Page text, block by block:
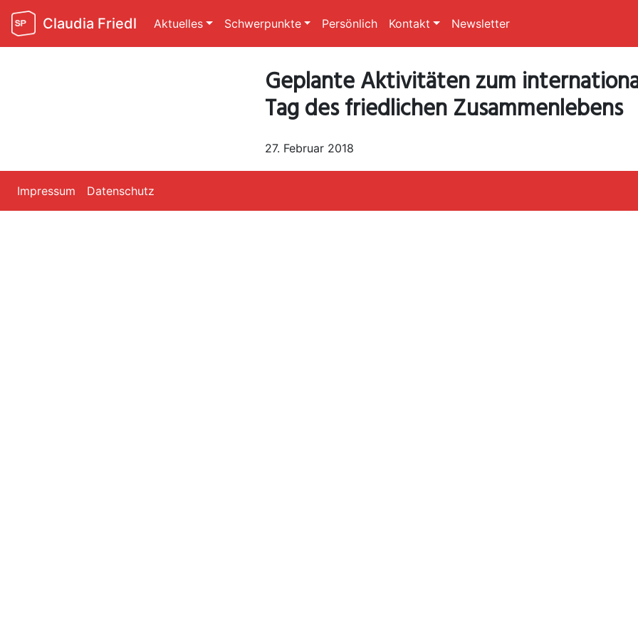
Claudia Friedl Aktuelles Schwerpunkte Persönlich Kontakt Newsletter
Geplante Aktivitäten zum
Tag des friedlichen Zusammenlebens
27. Februar 2018
Impressum Datenschutz